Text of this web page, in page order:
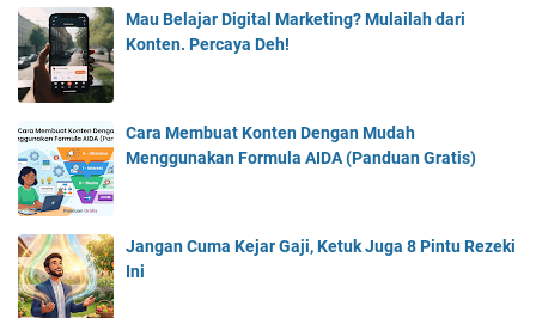
Mau Belajar Digital Marketing? Mulailah dari
Konten. Percaya Deh!
Cara Membuat Konten Dengan Mudah
Menggunakan Formula AIDA (Panduan Gratis)
Jangan Cuma Kejar Gaji, Ketuk Juga 8 Pintu Rezeki
Ini